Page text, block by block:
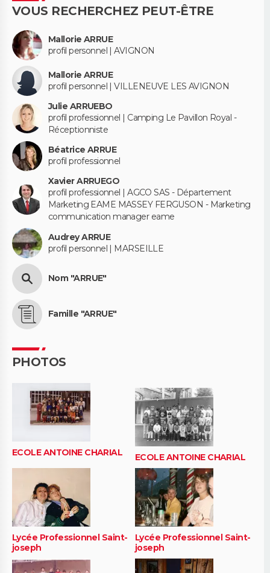
VOUS RECHERCHEZ PEUT-ÊTRE
Mallorie ARRUE
profil personnel | AVIGNON
Mallorie ARRUE
profil personnel | VILLENEUVE LES AVIGNON
Julie ARRUEBO
profil professionnel | Camping Le Pavillon Royal -
Réceptionniste
Béatrice ARRUE
profil professionnel
Xavier ARRUEGO
profil professionnel | AGCO SAS - Département
Marketing EAME MASSEY FERGUSON - Marketing
communication manager eame
Audrey ARRUE
profil personnel | MARSEILLE
Nom "ARRUE"
Famille "ARRUE"
PHOTOS
ECOLE ANTOINE CHARIAL ECOLE ANTOINE CHARIAL
Lycée Professionnel Saint-
joseph
Lycée Professionnel Saint-
joseph